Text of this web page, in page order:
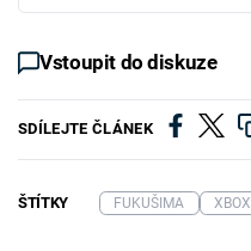
Vstoupit do diskuze
SDÍLEJTE ČLÁNEK
ŠTÍTKY FUKUŠIMA XBOX